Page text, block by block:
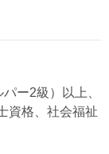
ー2級）以上、
資格、社会福祉